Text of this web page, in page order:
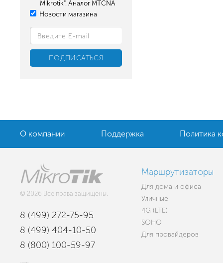
Mikrotik". Аналог MTCNA
Новости магазина
О компании Поддержка Политика
© 2026 Все права защищены.
8 (499) 272-75-95
8 (499) 404-10-50
8 (800) 100-59-97
Маршрутизаторы
Для дома и офиса
Уличные
4G (LTE)
SOHO
Для провайдеров